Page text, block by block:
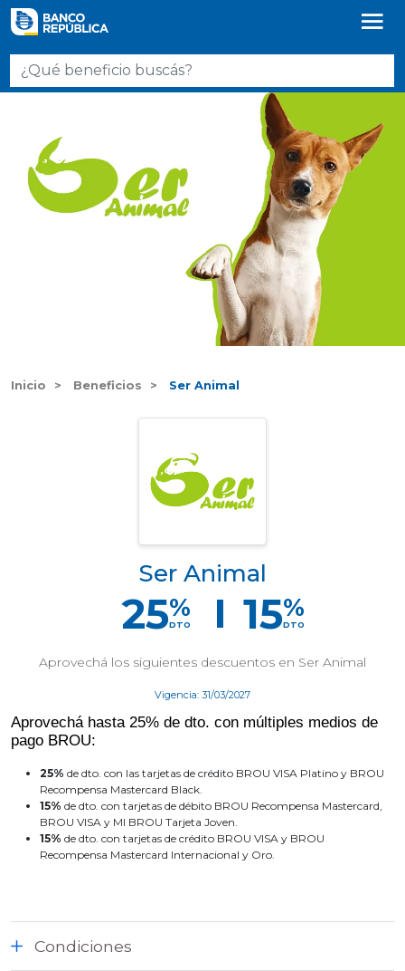
Inicio Beneficios Ser Animal
Ser Animal
25%
DTO 15%
DTO
Aprovechá los siguientes descuentos en Ser Animal
Vigencia: 31/03/2027
Aprovechá hasta 25% de dto. con múltiples medios de
pago BROU:
25% de dto. con las tarjetas de crédito BROU VISA Platino y BROU
Recompensa Mastercard Black.
15% de dto. con tarjetas de débito BROU Recompensa Mastercard,
BROU VISA y MI BROU Tarjeta Joven.
15% de dto. con tarjetas de crédito BROU VISA y BROU
Recompensa Mastercard Internacional y Oro.
Condiciones